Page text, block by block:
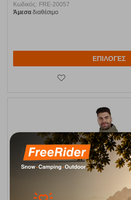
Κωδικός: FRE-20057
Άμεσα διαθέσιμο
ΕΠΙΛΟΓΕΣ